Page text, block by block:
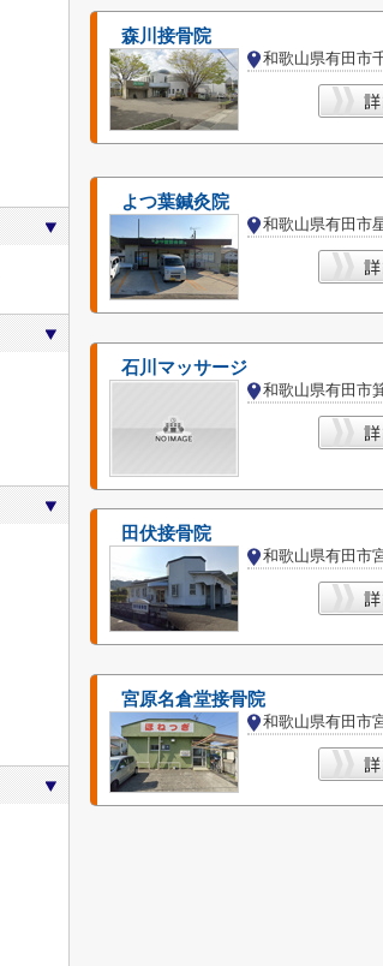
森川接骨院
和歌山県有田市
よつ葉鍼灸院
和歌山県有田市
石川マッサージ
和歌山県有田市
田伏接骨院
和歌山県有田市
宮原名倉堂接骨院
和歌山県有田市